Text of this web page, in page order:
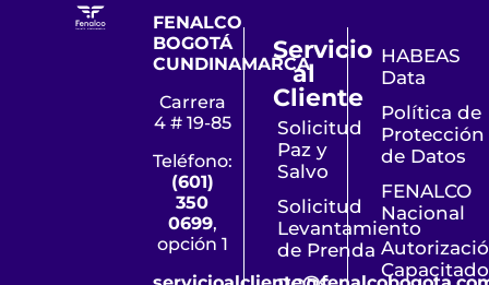
FENALCO
BOGOTÁ
CUNDINAMARCA
Carrera
4 # 19-85
Teléfono:
(601)
350
0699,
opción 1
Servicio
al
Cliente
Solicitud
Paz y
Salvo
Solicitud
Levantamiento
de Prenda
HABEAS
Data
Política de
Protección
de Datos
FENALCO
Nacional